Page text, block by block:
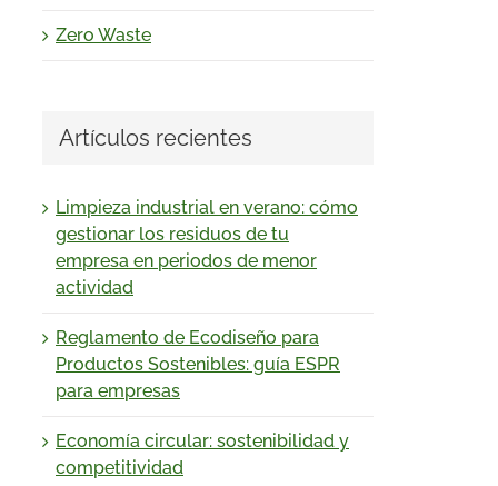
Zero Waste
Artículos recientes
Limpieza industrial en verano: cómo
gestionar los residuos de tu
empresa en periodos de menor
actividad
Reglamento de Ecodiseño para
Productos Sostenibles: guía ESPR
para empresas
Economía circular: sostenibilidad y
competitividad